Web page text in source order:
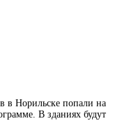
в Норильске попали на
В зданиях будут